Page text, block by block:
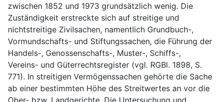
zwischen 1852 und 1973 grundsätzlich wenig. Die
Zuständigkeit erstreckte sich auf streitige und
nichtstreitige Zivilsachen, namentlich Grundbuch-,
Vormundschafts- und Stiftungssachen, die Führung der
Handels-, Genossenschafts-, Muster-, Schiffs-,
Vereins- und Güterrechtsregister (vgl. RGBl. 1898, S.
771). In streitigen Vermögenssachen gehörte die Sache
ab einer bestimmten Höhe des Streitwertes an vor die
Ober- bzw. Landgerichte. Die Untersuchung und